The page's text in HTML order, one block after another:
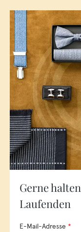
Gerne
Laufenden
E-Mail-Adresse *